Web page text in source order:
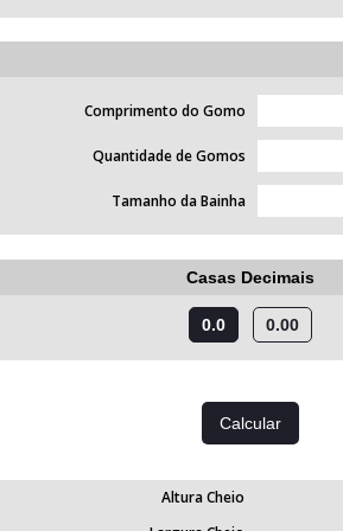
Comprimento do Gomo
Quantidade de Gomos
Tamanho da Bainha
Casas Decimais
0.0 0.00
Altura Cheio